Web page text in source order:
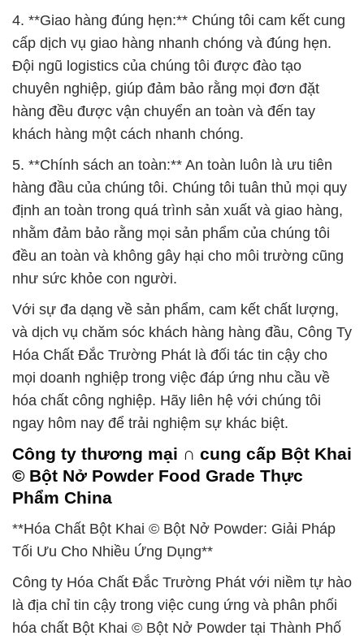
4. **Giao hàng đúng hẹn:** Chúng tôi cam kết cung
cấp dịch vụ giao hàng nhanh chóng và đúng hẹn.
Đội ngũ logistics của chúng tôi được đào tạo
chuyên nghiệp, giúp đảm bảo rằng mọi đơn đặt
hàng đều được vận chuyển an toàn và đến tay
khách hàng một cách nhanh chóng.
5. **Chính sách an toàn:** An toàn luôn là ưu tiên
hàng đầu của chúng tôi. Chúng tôi tuân thủ mọi quy
định an toàn trong quá trình sản xuất và giao hàng,
nhằm đảm bảo rằng mọi sản phẩm của chúng tôi
đều an toàn và không gây hại cho môi trường cũng
như sức khỏe con người.
Với sự đa dạng về sản phẩm, cam kết chất lượng,
và dịch vụ chăm sóc khách hàng hàng đầu, Công Ty
Hóa Chất Đắc Trường Phát là đối tác tin cậy cho
mọi doanh nghiệp trong việc đáp ứng nhu cầu về
hóa chất công nghiệp. Hãy liên hệ với chúng tôi
ngay hôm nay để trải nghiệm sự khác biệt.
Công ty thương mại ∩ cung cấp Bột Khai
© Bột Nở Powder Food Grade Thực
Phẩm China
**Hóa Chất Bột Khai © Bột Nở Powder: Giải Pháp
Tối Ưu Cho Nhiều Ứng Dụng**
Công ty Hóa Chất Đắc Trường Phát với niềm tự hào
là địa chỉ tin cậy trong việc cung ứng và phân phối
hóa chất Bột Khai © Bột Nở Powder tại Thành Phố